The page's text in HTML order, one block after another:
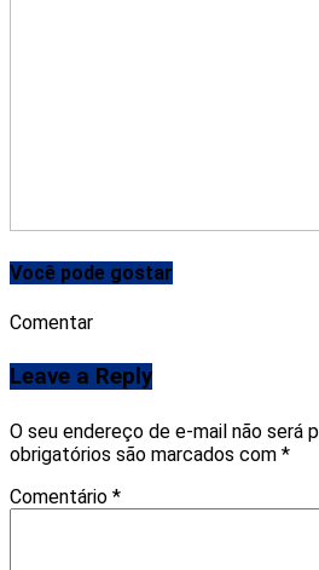
Você pode gostar
Comentar
Leave a Reply
O seu endereço de e-mail não será
obrigatórios são marcados com *
Comentário *